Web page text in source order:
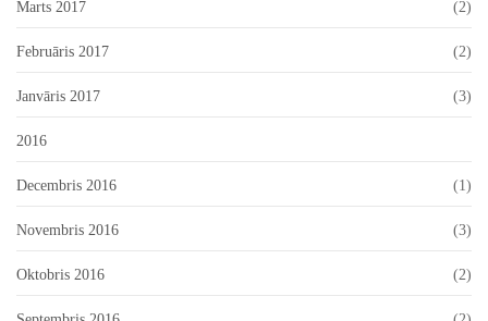
Marts 2017 (2)
Februāris 2017 (2)
Janvāris 2017 (3)
2016
Decembris 2016 (1)
Novembris 2016 (3)
Oktobris 2016 (2)